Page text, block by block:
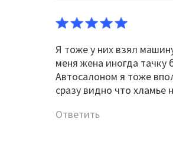
Я тоже у них взял
меня жена иногда
Автосалоном я тоже
сразу видно что хламье
Ответить